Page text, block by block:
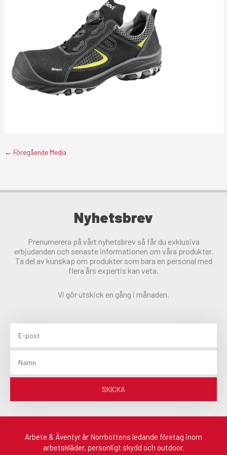
← Föregående Media
Nyhetsbrev
Prenumerera på vårt nyhetsbrev så får du exklusiva
erbjudanden och senaste informationen om våra produkter.
Ta del av kunskap om produkter som bara en personal med
flera års expertis kan veta.
Vi gör utskick en gång i månaden.
SKICKA
Arbete & Äventyr är Norrbottens ledande företag inom
arbetskläder, personligt skydd och outdoor.